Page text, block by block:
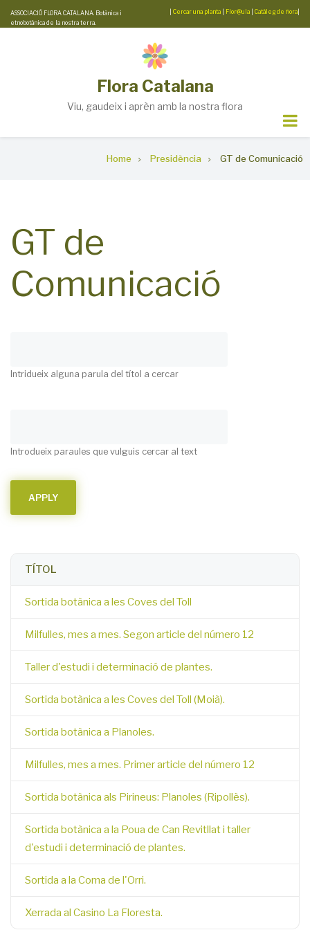
Skip
to
ASSOCIACIÓ FLORA CATALANA. Botànica i
etnobotànica de la nostra terra.
Cercar una planta Flor@ula Catàleg de flora
Flora Catalana
Viu, gaudeix i aprèn amb la nostra flora
Home Presidència GT de Comunicació
GT de
Comunicació
Intridueix alguna parula del títol a cercar
Introdueix paraules que vulguis cercar al text
TÍTOL
Sortida botànica a les Coves del Toll
Milfulles, mes a mes. Segon article del número 12
Taller d'estudi i determinació de plantes.
Sortida botànica a les Coves del Toll (Moià).
Sortida botànica a Planoles.
Milfulles, mes a mes. Primer article del número 12
Sortida botànica als Pirineus: Planoles (Ripollès).
Sortida botànica a la Poua de Can Revitllat i taller
d'estudi i determinació de plantes.
Sortida a la Coma de l'Orri.
Xerrada al Casino La Floresta.